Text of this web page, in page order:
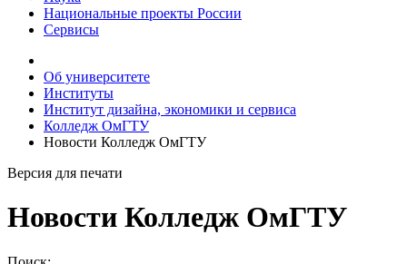
Национальные проекты России
Сервисы
Об университете
Институты
Институт дизайна, экономики и сервиса
Колледж ОмГТУ
Новости Колледж ОмГТУ
Версия для печати
Новости Колледж ОмГТУ